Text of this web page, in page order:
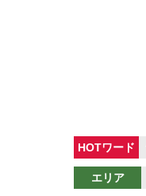
HOTワード
エリア